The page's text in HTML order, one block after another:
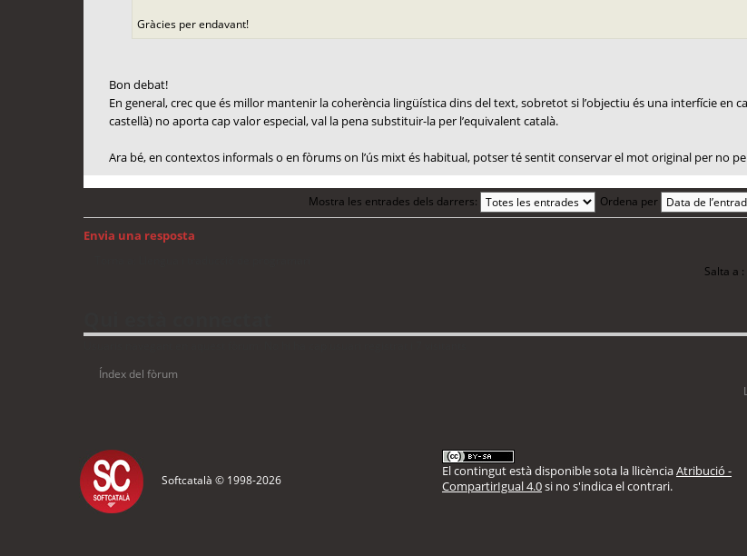
Gràcies per endavant!
Bon debat!
En general, crec que és millor mantenir la coherència lingüística dins del text, sobretot si l’objectiu és una interfície en
castellà) no aporta cap valor especial, val la pena substituir-la per l’equivalent català.
Ara bé, en contextos informals o en fòrums on l’ús mixt és habitual, potser té sentit conservar el mot original per no
Mostra les entrades dels darrers: Ordena per
Envia una resposta
Salta a :
Índex del fòrum
Softcatalà © 1998-2026
El contingut està disponible sota la llicènciaAtribució -
CompartirIgual 4.0si no s'indica el contrari.